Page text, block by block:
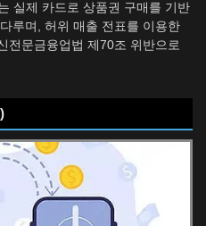
실제 카드로 상품권 구매를 기반
루며, 허위 매출 전표를 이용한
전문금융업법 제70조 위반으로